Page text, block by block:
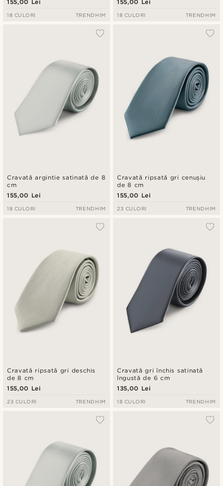
155,00 Lei
18 CULORI TRENDHIM
155,00 Lei
18 CULORI TRENDHIM
Cravată argintie satinată de 8
cm
155,00 Lei
18 CULORI TRENDHIM
Cravată ripsată gri cenușiu
de 8 cm
155,00 Lei
23 CULORI TRENDHIM
Cravată ripsată gri deschis
de 8 cm
155,00 Lei
23 CULORI TRENDHIM
Cravată gri închis satinată
îngustă de 6 cm
135,00 Lei
18 CULORI TRENDHIM